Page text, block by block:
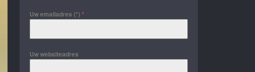
Uw emailadres (*) *
Uw websiteadres